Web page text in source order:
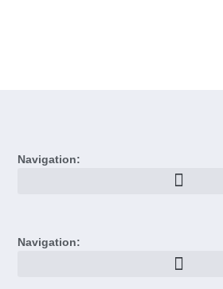
Navigation:
Navigation: